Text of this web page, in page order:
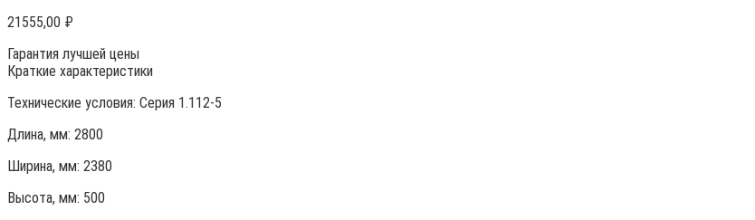
21555,00 ₽
Гарантия лучшей цены
Краткие характеристики
Технические условия: Серия 1.112-5
Длина, мм: 2800
Ширина, мм: 2380
Высота, мм: 500